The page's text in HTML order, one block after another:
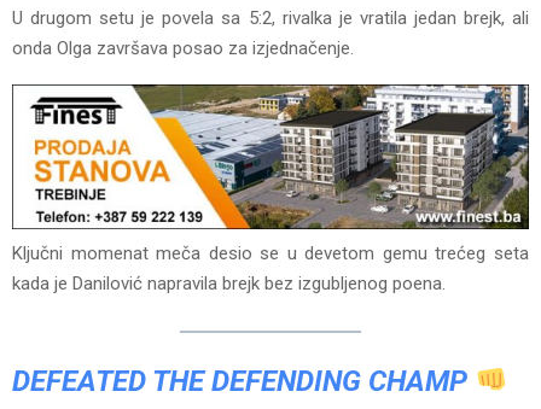
U drugom setu je povela sa 5:2, rivalka je vratila jedan brejk, ali
onda Olga završava posao za izjednačenje.
Ključni momenat meča desio se u devetom gemu trećeg seta
kada je Danilović napravila brejk bez izgubljenog poena.
DEFEATED THE DEFENDING CHAMP